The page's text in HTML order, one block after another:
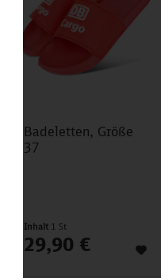
Badeletten, Größe
37
Inhalt 1 St
29,90 €